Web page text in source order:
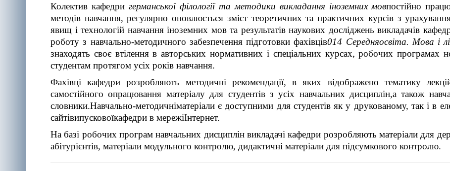
Колектив кафедри германської філології та методики викладання іноземних мовпостійно
методів навчання, регулярно оновлюється зміст теоретичних та практичних курсів з
явищ і технологій навчання іноземних мов та результатів наукових досліджень викладачів
роботу з навчально-методичного забезпечення підготовки фахівців014 Середняосвіта. Мова і
знаходять своє втілення в авторських нормативних і спеціальних курсах, робочих програмах
студентам протягом усіх років навчання.
Фахівці кафедри розробляють методичні рекомендації, в яких відображено тематику
самостійного опрацювання матеріалу для студентів з усіх навчальних дисциплін,а також
словники.Навчально-методичніматеріали є доступними для студентів як у друкованому, так і в
сайтівипусковоїкафедри в мережіІнтернет.
На базі робочих програм навчальних дисциплін викладачі кафедри розробляють матеріали для
абітурієнтів, матеріали модульного контролю, дидактичні матеріали для підсумкового контролю.